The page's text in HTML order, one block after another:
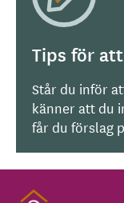
Tips för
Står du inför
känner att du
får du förslag